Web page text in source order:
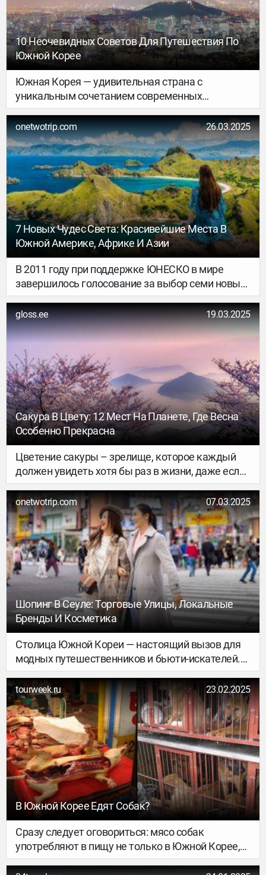
10 Неочевидных Советов Для Путешествия По
Южной Корее
Южная Корея — удивительная страна с
уникальным сочетанием современных
мегаполисов, древних традиций и живописной
природы. В отличие от популярных азиатских
стран, поездка сюда может быть сложнее для
тех, кто привык к маршрутам Таиланда или
Вьетнама.
onetwotrip.com 26.03.2025
7 Новых Чудес Света: Красивейшие Места В
Южной Америке, Африке И Азии
В 2011 году при поддержке ЮНЕСКО в мире
завершилось голосование за выбор семи новых
чудес природы на планете, в котором принимали
участие более 100 миллионов человек. В список
финалистов конкурса попали уникальные и
потрясающие по красоте природные места в
Южной Америке, Африке и Азии. Это
безграничные дождевые джунгли, огромные
водопады, подземная река, национальные парки
и острова с завораживающими ландшафтами.
Рассказываем, ради чего стоит поехать в
каждую из семи локаций.
gloss.ee 19.03.2025
Сакура В Цвету: 12 Мест На Планете, Где Весна
Особенно Прекрасна
Цветение сакуры – зрелище, которое каждый
должен увидеть хотя бы раз в жизни, даже если
в душе он прагматик, считающий, что «деревья
– это просто деревья». Держите список лучших
мест, где можно насладиться этим чудом
природы.
onetwotrip.com 07.03.2025
Шопинг В Сеуле: Торговые Улицы, Локальные
Бренды И Косметика
Столица Южной Кореи — настоящий вызов для
модных путешественников и бьюти-искателей.
Удержаться от покупок сложно. Да и нужно ли?
Короче, готовьте отдельный чемодан —
рассказываем, куда отправиться на шопинг в
Сеуле.
tourweek.ru 23.02.2025
В Южной Корее Едят Собак?
Сразу следует оговориться: мясо собак
употребляют в пищу не только в Южной Корее,
но и во многих других азиатских странах –